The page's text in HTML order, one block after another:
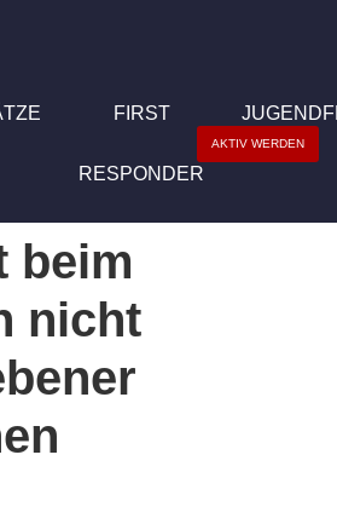
FIRST
RESPONDER
AKTIV WERDEN
beim
nicht